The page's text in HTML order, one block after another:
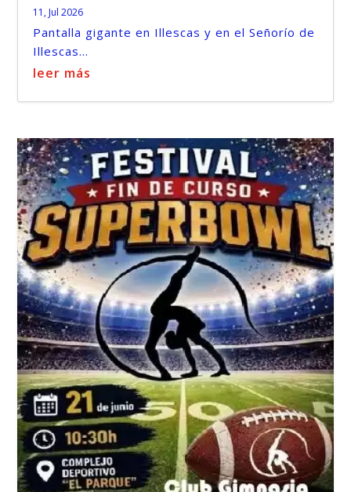
11, Jul 2026
Pantalla gigante en Illescas y en el Señorío de
Illescas...
leer más